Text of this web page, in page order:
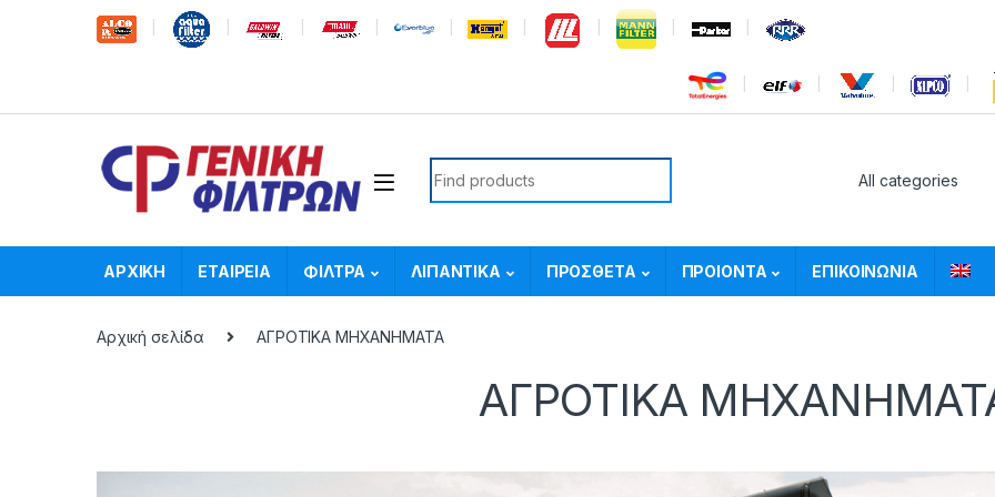
Skip to navigation
Skip to content
Search for:
ΑΡΧΙΚΗ ΕΤΑΙΡΕΙΑ ΦΙΛΤΡΑ ΛΙΠΑΝΤΙΚΑ ΠΡΟΣΘΕΤΑ ΠΡΟΙΟΝΤΑ ΕΠΙΚΟΙΝΩΝΙΑ
Αρχική σελίδα ΑΓΡΟΤΙΚΑ ΜΗΧΑΝΗΜΑΤΑ
ΑΓΡΟΤΙΚΑ